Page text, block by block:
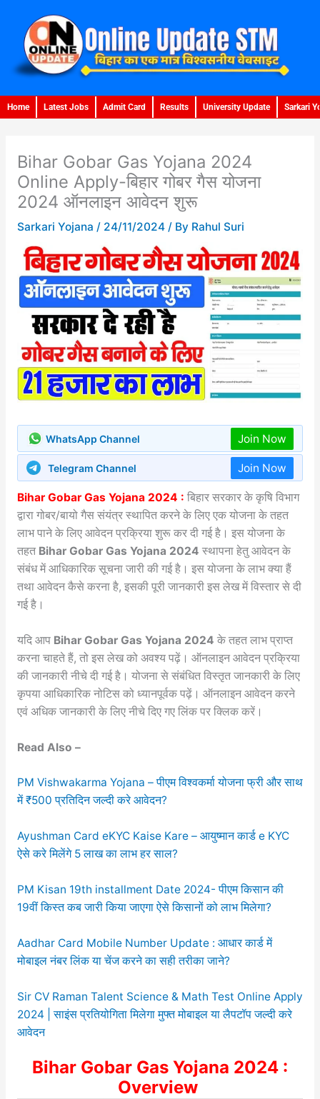
content
Home Latest Jobs Admit Card Results University Update Sarkari
Bihar Gobar Gas Yojana 2024
Online Apply-बिहार गोबर गैस योजना
2024 ऑनलाइन आवेदन शुरू
Sarkari Yojana / 24/11/2024 / By Rahul Suri
WhatsApp Channel Join Now
Telegram Channel Join Now
Bihar Gobar Gas Yojana 2024 : बिहार सरकार के कृषि विभाग
द्वारा गोबर/बायो गैस संयंत्र स्थापित करने के लिए एक योजना के तहत
लाभ पाने के लिए आवेदन प्रक्रिया शुरू कर दी गई है। इस योजना के
तहत Bihar Gobar Gas Yojana 2024 स्थापना हेतु आवेदन के
संबंध में आधिकारिक सूचना जारी की गई है। इस योजना के लाभ क्या हैं
तथा आवेदन कैसे करना है, इसकी पूरी जानकारी इस लेख में विस्तार से दी
गई है।
यदि आप Bihar Gobar Gas Yojana 2024 के तहत लाभ प्राप्त
करना चाहते हैं, तो इस लेख को अवश्य पढ़ें। ऑनलाइन आवेदन प्रक्रिया
की जानकारी नीचे दी गई है। योजना से संबंधित विस्तृत जानकारी के लिए
कृपया आधिकारिक नोटिस को ध्यानपूर्वक पढ़ें। ऑनलाइन आवेदन करने
एवं अधिक जानकारी के लिए नीचे दिए गए लिंक पर क्लिक करें।
Read Also –
PM Vishwakarma Yojana – पीएम विश्वकर्मा योजना फ्री और साथ
में ₹500 प्रतिदिन जल्दी करे आवेदन?
Ayushman Card eKYC Kaise Kare – आयुष्मान कार्ड e KYC
ऐसे करे मिलेंगे 5 लाख का लाभ हर साल?
PM Kisan 19th installment Date 2024- पीएम किसान की
19वीं किस्त कब जारी किया जाएगा ऐसे किसानों को लाभ मिलेगा?
Aadhar Card Mobile Number Update : आधार कार्ड में
मोबाइल नंबर लिंक या चेंज करने का सही तरीका जाने?
Sir CV Raman Talent Science & Math Test Online Apply
2024 | साइंस प्रतियोगिता मिलेगा मुफ्त मोबाइल या लैपटॉप जल्दी करे
आवेदन
Bihar Gobar Gas Yojana 2024 :
Overview